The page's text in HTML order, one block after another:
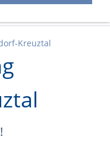
Kreuztal